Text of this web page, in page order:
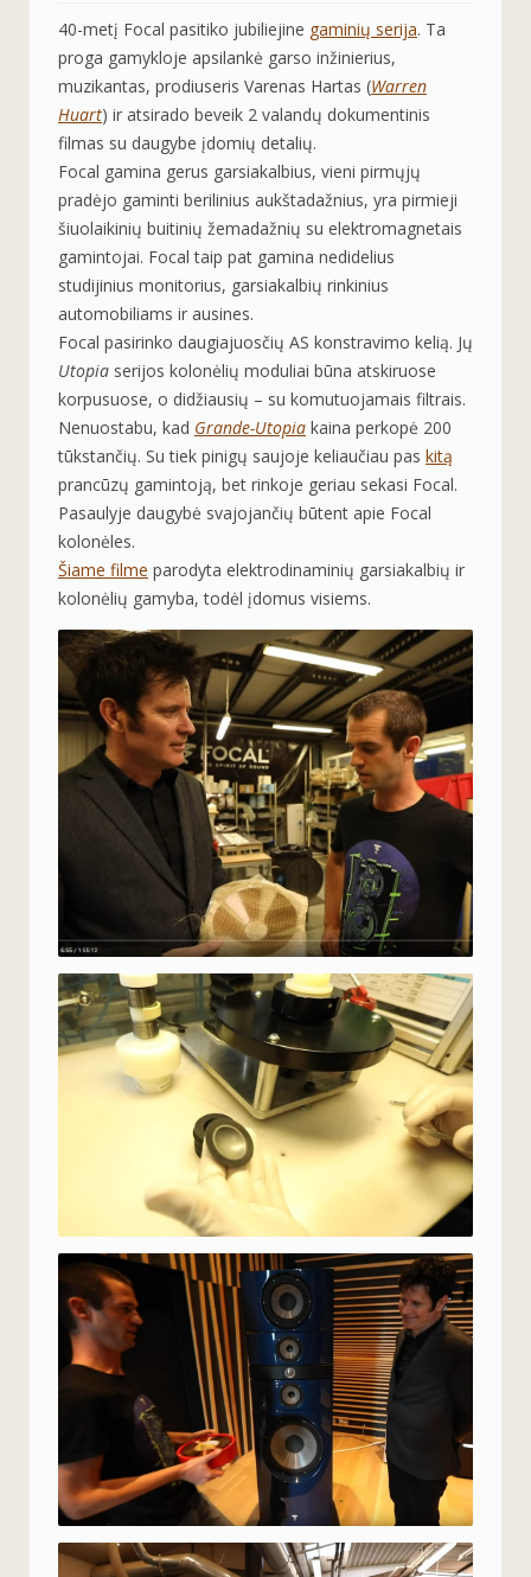
40-metį Focal pasitiko jubiliejine gaminių serija. Ta
proga gamykloje apsilankė garso inžinierius,
muzikantas, prodiuseris Varenas Hartas (Warren
Huart) ir atsirado beveik 2 valandų dokumentinis
filmas su daugybe įdomių detalių.
Focal gamina gerus garsiakalbius, vieni pirmųjų
pradėjo gaminti berilinius aukštadažnius, yra pirmieji
šiuolaikinių buitinių žemadažnių su elektromagnetais
gamintojai. Focal taip pat gamina nedidelius
studijinius monitorius, garsiakalbių rinkinius
automobiliams ir ausines.
Focal pasirinko daugiajuosčių AS konstravimo kelią. Jų
Utopia serijos kolonėlių moduliai būna atskiruose
korpusuose, o didžiausių – su komutuojamais filtrais.
Nenuostabu, kad Grande-Utopia kaina perkopė 200
tūkstančių. Su tiek pinigų saujoje keliaučiau pas kitą
prancūzų gamintoją, bet rinkoje geriau sekasi Focal.
Pasaulyje daugybė svajojančių būtent apie Focal
kolonėles.
Šiame filme parodyta elektrodinaminių garsiakalbių ir
kolonėlių gamyba, todėl įdomus visiems.